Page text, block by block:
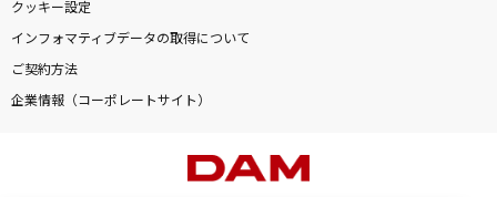
クッキー設定
インフォマティブデータの取得について
ご契約方法
企業情報（コーポレートサイト）